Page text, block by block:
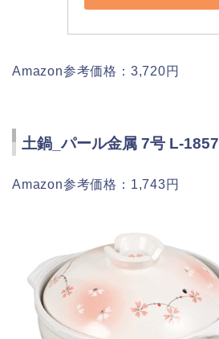
Amazon参考価格：3,720円
土鍋_パール金属 7号 L-1857
Amazon参考価格：1,743円